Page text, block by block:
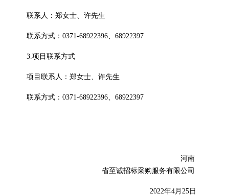
联系人：郑女士、许先生
联系方式： 0371-68922396、68922397
3.项目联系方式
项目联系人：郑女士、许先生
联系方式： 0371-68922396、68922397
河南
省至诚招标采购服务有限公司
2022年4月 25 日